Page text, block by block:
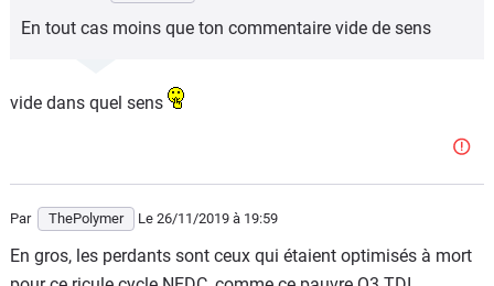
En tout cas moins que ton commentaire vide de sens
vide dans quel sens
Par ThePolymer Le 26/11/2019 à 19:59
En gros, les perdants sont ceux qui étaient optimisés à mort